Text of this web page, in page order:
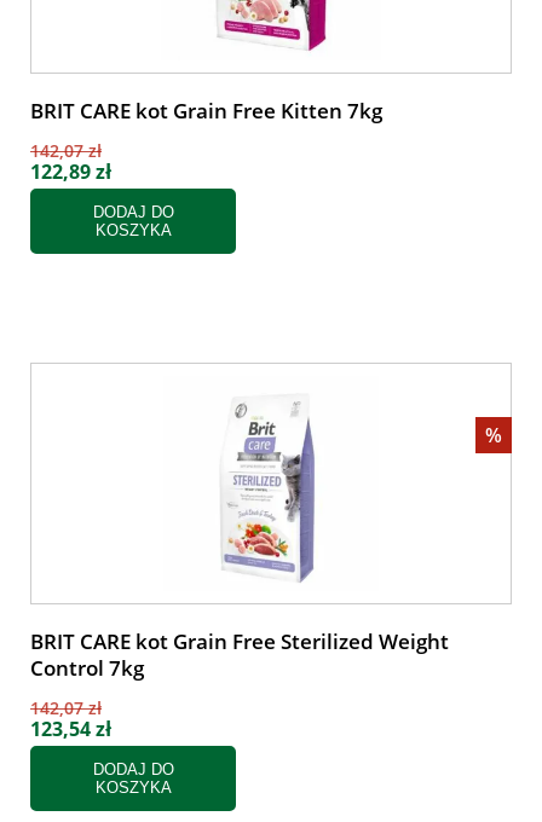
BRIT CARE kot Grain Free Kitten 7kg
142,07 zł
122,89 zł
DODAJ DO
KOSZYKA
%
BRIT CARE kot Grain Free Sterilized Weight
Control 7kg
142,07 zł
123,54 zł
DODAJ DO
KOSZYKA